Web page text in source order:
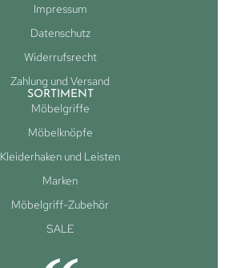
Impressum
Datenschutz
Widerrufsrecht
Zahlung und Versand
SORTIMENT
Möbelgriffe
Möbelknöpfe
Kleiderhaken und Leisten
Marken
Möbelgriff-Zubehör
SALE